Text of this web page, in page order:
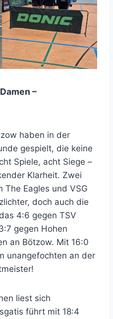
–
haben in der
gespielt, die keine
Spiele, acht Siege –
Klarheit. Zwei
The Eagles und VSG
doch auch die
4:6 gegen TSV
gegen Hohen
an Bötzow. Mit 16:0
unangefochten an der
liest sich
führt mit 18:4